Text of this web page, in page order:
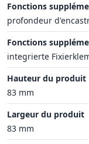
Fonctions
profondeur
Fonctions
integrierte
Hauteur du produit
83 mm
Largeur du produit
83 mm